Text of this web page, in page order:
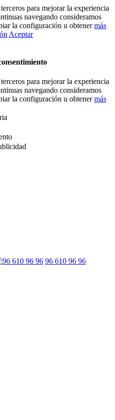
para mejorar la experiencia
navegando consideramos
la configuración u obtenermás
Aceptar
para mejorar la experiencia
navegando consideramos
la configuración u obtenermás
96 610 96 96